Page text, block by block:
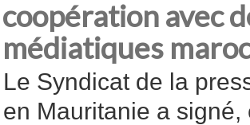
coopération avec
médiatiques
Le Syndicat de la
en Mauritanie a signé,